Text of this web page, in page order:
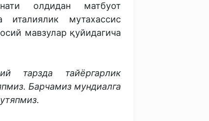
олдидан матбуот
мутахассис
мавзулар қуйидагича
тарзда тайёргарлик
Барчамиз мундиалга